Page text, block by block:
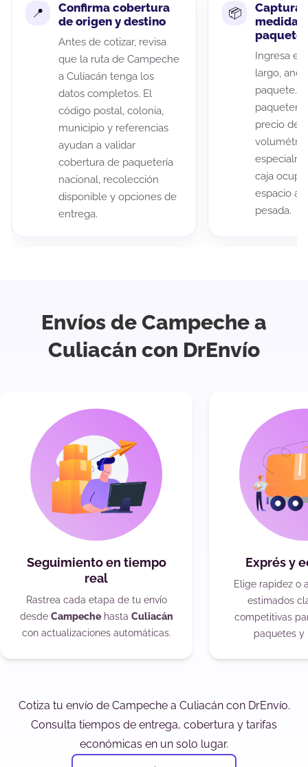
Confirma cobertura
de origen y destino
Antes de cotizar, revisa
que la ruta de Campeche
a Culiacán tenga los
datos completos. El
código postal, colonia,
municipio y referencias
ayudan a validar
cobertura de paquetería
nacional, recolección
disponible y opciones de
entrega.
Captura
medidas
paquete
Ingresa el
largo,
paquete.
precio de
caja
espacio
pesada.
Envíos de Campeche a
Culiacán con DrEnvío
Seguimiento en tiempo
real
Rastrea cada etapa de tu envío
desde Campechehasta Culiacán
con actualizaciones automáticas.
Exprés y
Elige rapidez o
estimados
competitivas
paquetes y
Cotiza tu envío de Campeche a Culiacán con DrEnvío.
Consulta tiempos de entrega, cobertura y tarifas
económicas en un solo lugar.